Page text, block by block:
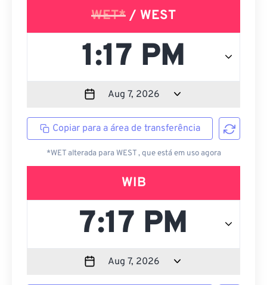
WET* / WEST
Copiar para a área de transferência
*WET alterada para WEST , que está em uso agora
WIB